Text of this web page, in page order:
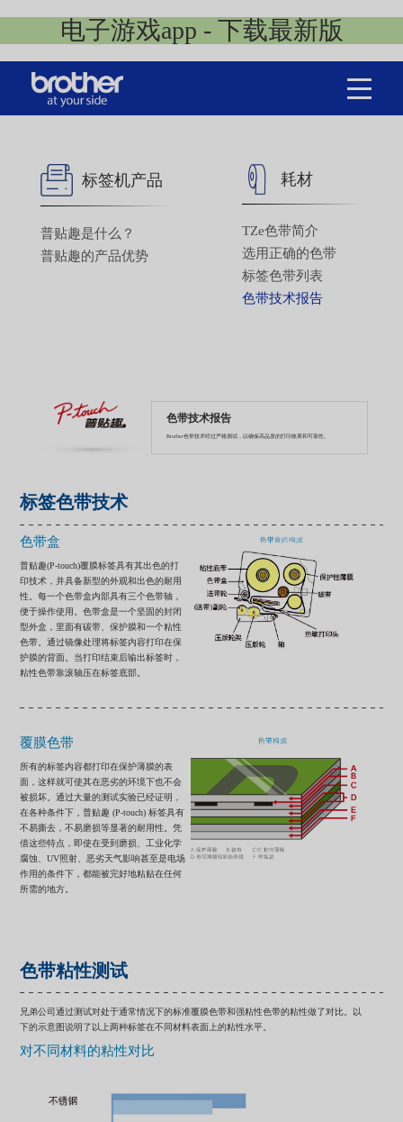
电子游戏app - 下载最新版
标签机产品
普贴趣是什么？
普贴趣的产品优势
耗材
TZe色带简介
选用正确的色带
标签色带列表
色带技术报告
色带技术报告
Brother色带技术经过严格测试，以确保高品质的打印效果和可靠性。
标签色带技术
色带盒
普贴趣(P-touch)覆膜标签具有其出色的打
印技术，并具备新型的外观和出色的耐用
性。每一个色带盒内部具有三个色带轴，
便于操作使用。色带盒是一个坚固的封闭
型外盒，里面有碳带、保护膜和一个粘性
色带。通过镜像处理将标签内容打印在保
护膜的背面。当打印结束后输出标签时，
粘性色带靠滚轴压在标签底部。
覆膜色带
所有的标签内容都打印在保护薄膜的表
面，这样就可使其在恶劣的环境下也不会
被损坏。通过大量的测试实验已经证明，
在各种条件下，普贴趣 (P-touch) 标签具有
不易撕去，不易磨损等显著的耐用性。凭
借这些特点，即使在受到磨损、工业化学
腐蚀、UV照射、恶劣天气影响甚至是电场
作用的条件下，都能被完好地粘贴在任何
所需的地方。
色带粘性测试
兄弟公司通过测试对处于通常情况下的标准覆膜色带和强粘性色带的粘性做了对比。以
下的示意图说明了以上两种标签在不同材料表面上的粘性水平。
对不同材料的粘性对比